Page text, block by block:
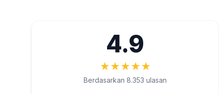
4.9
★★★★★
Berdasarkan 8.353 ulasan